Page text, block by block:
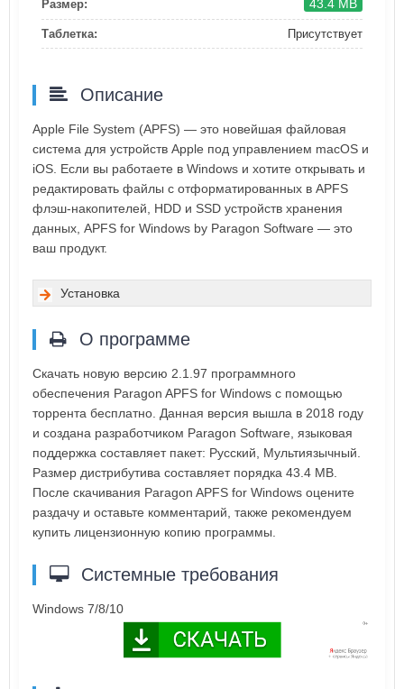
Размер: 43.4 MB
Таблетка: Присутствует
Описание
Apple File System (APFS) — это новейшая файловая
система для устройств Apple под управлением macOS и
iOS. Если вы работаете в Windows и хотите открывать и
редактировать файлы с отформатированных в APFS
флэш-накопителей, HDD и SSD устройств хранения
данных, APFS for Windows by Paragon Software — это
ваш продукт.
Установка
О программе
Скачать новую версию 2.1.97 программного
обеспечения Paragon APFS for Windows с помощью
торрента бесплатно. Данная версия вышла в 2018 году
и создана разработчиком Paragon Software, языковая
поддержка составляет пакет: Русский, Мультиязычный.
Размер дистрибутива составляет порядка 43.4 MB.
После скачивания Paragon APFS for Windows оцените
раздачу и оставьте комментарий, также рекомендуем
купить лицензионную копию программы.
Системные требования
Windows 7/8/10